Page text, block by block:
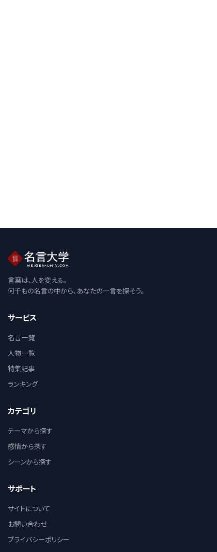
言葉は、人を変える。
何千もの名言の中から、あなたの一言を探そう。
サービス
名言一覧
人物一覧
特集記事
ランキング
カテゴリ
テーマから探す
感情から探す
シーンから探す
サポート
サイトについて
お問い合わせ
プライバシーポリシー